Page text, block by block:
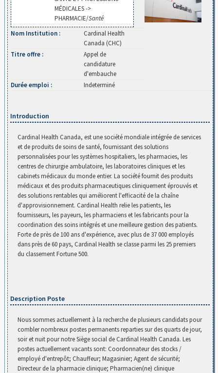
MÉDICALES ->
PHARMACIE/Santé
Nom Institution :
Cardinal Health
Canada (CHC)
Titre offre :
Appel de
candidature
d'embauche
Durée emploi :
Indeterminé
Introduction
Cardinal Health Canada, est une société mondiale intégrée de services
et de produits de soins de santé, fournissant des solutions
personnalisées pour les systèmes hospitaliers, les pharmacies, les
centres de chirurgie ambulatoire, les laboratoires cliniques et les
cabinets médicaux du monde entier. La société fournit des produits
médicaux et des produits pharmaceutiques cliniquement éprouvés et
des solutions rentables qui améliorent l'efficacité de la chaîne
d'approvisionnement. Cardinal Health relie les patients, les
fournisseurs, les payeurs, les pharmaciens et les fabricants pour la
coordination des soins intégrés et une meilleure gestion des patients.
Forte de près de 100 ans d'expérience, avec plus de 37 000 employés
dans près de 60 pays, Cardinal Health se classe parmi les 25 premiers
du classement Fortune 500.
Description Poste
Nous sommes actuellement à la recherche de plusieurs candidats pour
combler nombreux postes permanents reparties sur des quarts de jour,
soir et nuit pour notre Siège social de Cardinal Health Canada. Les
postes actuellement vacants sont: Coordonnateur des stocks /
employé d'entrepôt; Chauffeur; Magasinier; Agent de sécurité;
Directeur de la pharmacie clinique; Pharmacien(ne) clinique